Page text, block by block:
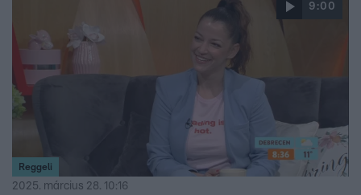
9:00
Reggeli
2025. március 28. 10:16